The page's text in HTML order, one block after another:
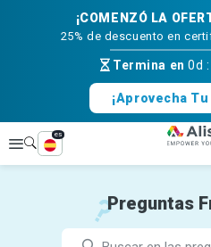
¡COMENZÓ LA
25% de descuento en
Termina en0d :
¡Aprovecha
Explorar
es
Preguntas